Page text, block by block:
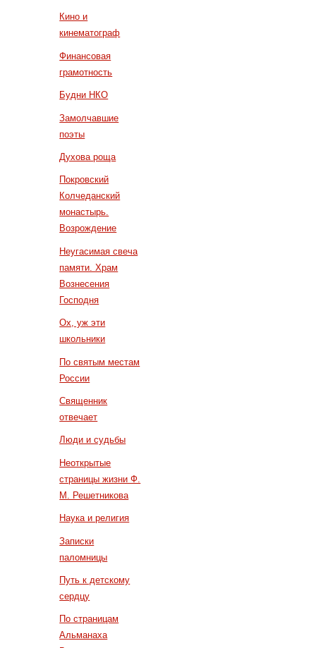
Кино и
кинематограф
Финансовая
грамотность
Будни НКО
Замолчавшие
поэты
Духова роща
Покровский
Колчеданский
монастырь.
Возрождение
Неугасимая свеча
памяти. Храм
Вознесения
Господня
Ох, уж эти
школьники
По святым местам
России
Священник
отвечает
Люди и судьбы
Неоткрытые
страницы жизни Ф.
М. Решетникова
Наука и религия
Записки
паломницы
Путь к детскому
сердцу
По страницам
Альманаха